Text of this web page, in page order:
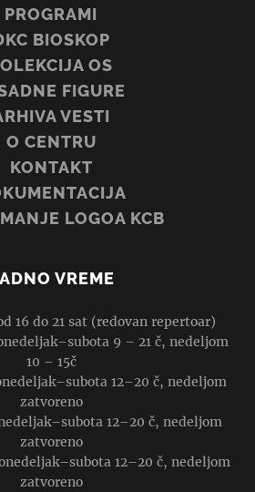
PROGRAMI
BIOSKOP
OS
FIGURE
VESTI
O CENTRU
KONTAKT
LOGOA KCB
VREME
16 do 21 sat (redovan repertoar)
9 – 21 č, nedeljom
10 – 15č
12–20 č, nedeljom
zatvoreno
12–20 č, nedeljom
zatvoreno
12–20 č, nedeljom
zatvoreno